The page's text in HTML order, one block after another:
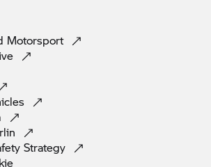
Motorsport
Strategy